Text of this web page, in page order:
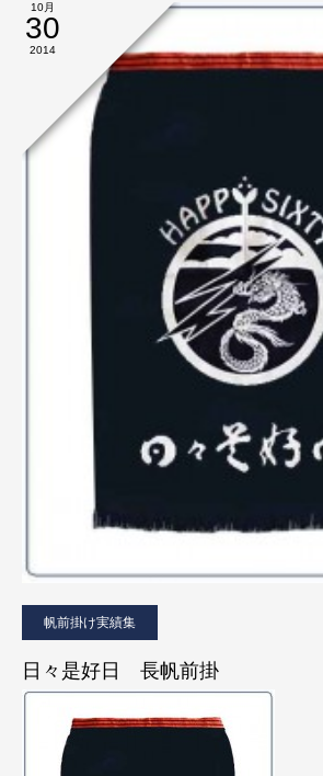
10月
30
2014
帆前掛け実績集
日々是好日 長帆前掛